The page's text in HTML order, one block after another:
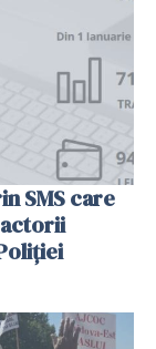
SMS care